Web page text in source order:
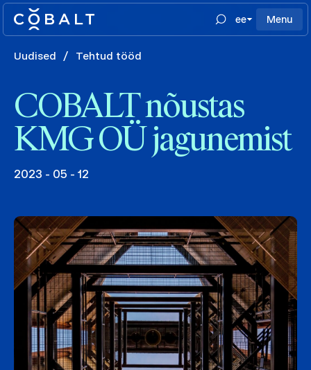
ee Menu
Uudised / Tehtud tööd
COBALT nõustas
KMG OÜ jagunemist
2023 - 05 - 12